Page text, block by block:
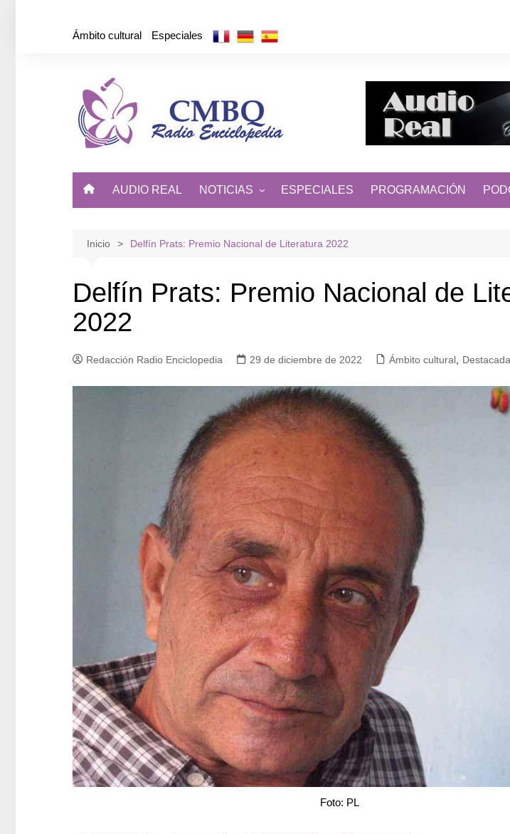
Ámbito cultural Especiales
AUDIO REAL NOTICIAS
DE CUBA Y EL MUNDO
ESPECIALES PROGRAMACIÓN
Inicio Delfín Prats: Premio Nacional de Literatura 2022
Delfín Prats: Premio Nacional de
2022
Redacción Radio Enciclopedia 29 de diciembre de 2022 Ámbito cultural
Foto: PL